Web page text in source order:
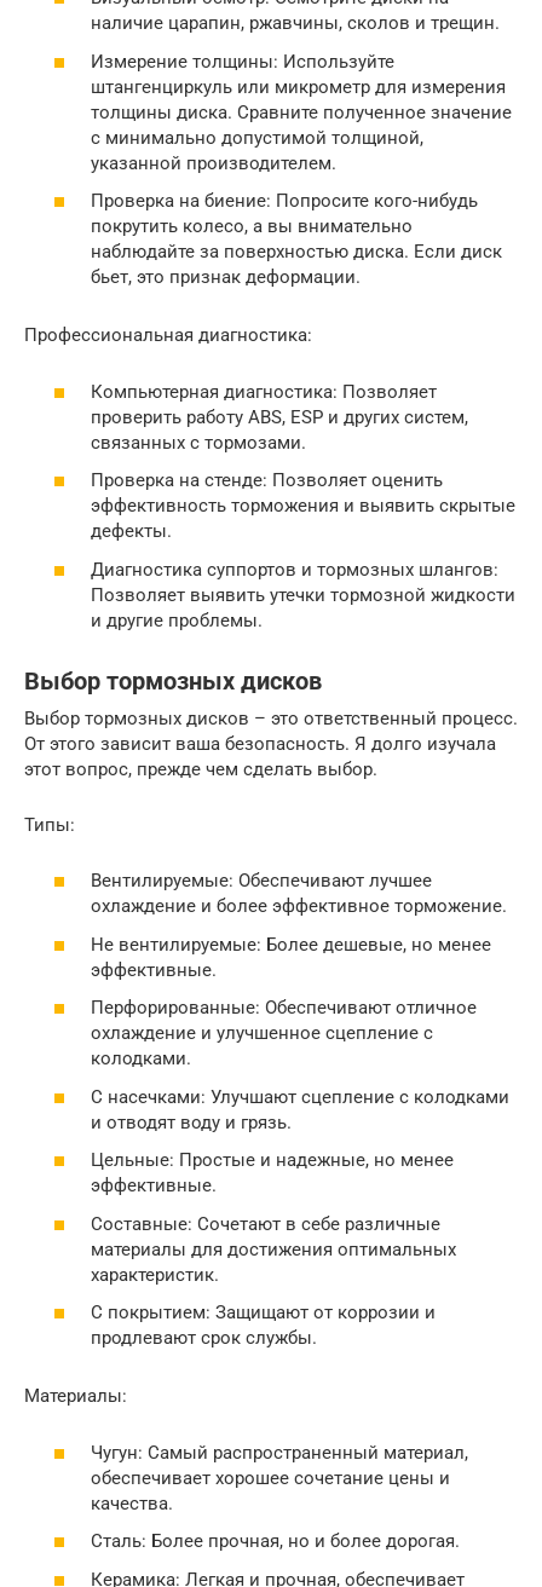
наличие царапин, ржавчины, сколов и трещин.
Измерение толщины: Используйте
штангенциркуль или микрометр для измерения
толщины диска. Сравните полученное значение
с минимально допустимой толщиной,
указанной производителем.
Проверка на биение: Попросите кого-нибудь
покрутить колесо, а вы внимательно
наблюдайте за поверхностью диска. Если диск
бьет, это признак деформации.
Профессиональная диагностика:
Компьютерная диагностика: Позволяет
проверить работу ABS, ESP и других систем,
связанных с тормозами.
Проверка на стенде: Позволяет оценить
эффективность торможения и выявить скрытые
дефекты.
Диагностика суппортов и тормозных шлангов:
Позволяет выявить утечки тормозной жидкости
и другие проблемы.
Выбор тормозных дисков
Выбор тормозных дисков – это ответственный процесс.
От этого зависит ваша безопасность. Я долго изучала
этот вопрос, прежде чем сделать выбор.
Типы:
Вентилируемые: Обеспечивают лучшее
охлаждение и более эффективное торможение.
Не вентилируемые: Более дешевые, но менее
эффективные.
Перфорированные: Обеспечивают отличное
охлаждение и улучшенное сцепление с
колодками.
С насечками: Улучшают сцепление с колодками
и отводят воду и грязь.
Цельные: Простые и надежные, но менее
эффективные.
Составные: Сочетают в себе различные
материалы для достижения оптимальных
характеристик.
С покрытием: Защищают от коррозии и
продлевают срок службы.
Материалы:
Чугун: Самый распространенный материал,
обеспечивает хорошее сочетание цены и
качества.
Сталь: Более прочная, но и более дорогая.
Керамика: Легкая и прочная, обеспечивает